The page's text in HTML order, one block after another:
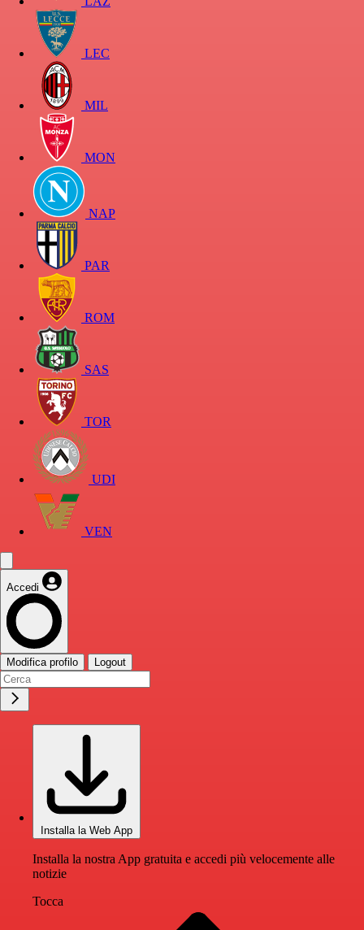
LEC
MIL
MON
NAP
PAR
ROM
SAS
TOR
UDI
VEN
Accedi
Modifica profilo Logout
Installa la Web App
Installa la nostra App gratuita e accedi più velocemente alle
notizie
Tocca